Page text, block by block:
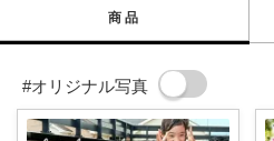
商品
#オリジナル写真